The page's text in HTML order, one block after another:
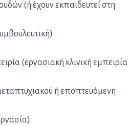
(ή έχουν εκπαιδευτεί στη
(εργασιακή κλινική
ή εποπτευόμενη